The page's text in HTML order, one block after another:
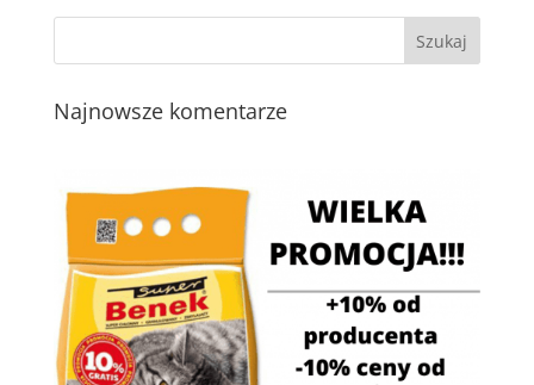
Najnowsze komentarze